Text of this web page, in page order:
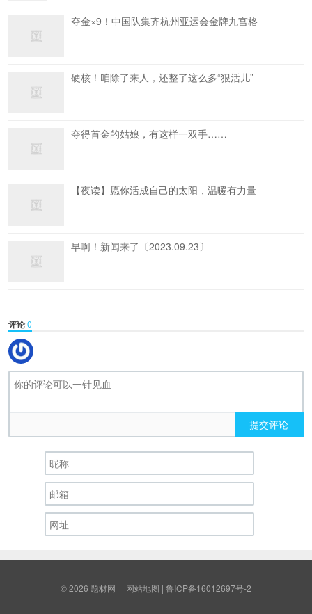
夺金×9！中国队集齐杭州亚运会金牌九宫格
硬核！咱除了来人，还整了这么多“狠活儿”
夺得首金的姑娘，有这样一双手……
【夜读】愿你活成自己的太阳，温暖有力量
早啊！新闻来了〔2023.09.23〕
评论0
提交评论
© 2026 题材网 网站地图 | 鲁ICP备16012697号-2